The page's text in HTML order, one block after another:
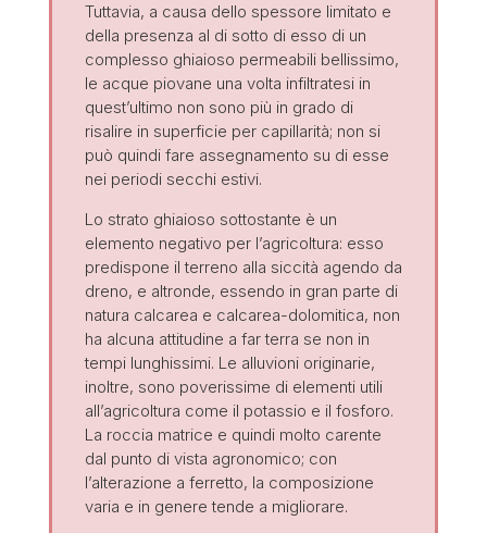
Tuttavia, a causa dello spessore limitato e
della presenza al di sotto di esso di un
complesso ghiaioso permeabili bellissimo,
le acque piovane una volta infiltratesi in
quest’ultimo non sono più in grado di
risalire in superficie per capillarità; non si
può quindi fare assegnamento su di esse
nei periodi secchi estivi.
Lo strato ghiaioso sottostante è un
elemento negativo per l’agricoltura: esso
predispone il terreno alla siccità agendo da
dreno, e altronde, essendo in gran parte di
natura calcarea e calcarea-dolomitica, non
ha alcuna attitudine a far terra se non in
tempi lunghissimi. Le alluvioni originarie,
inoltre, sono poverissime di elementi utili
all’agricoltura come il potassio e il fosforo.
La roccia matrice e quindi molto carente
dal punto di vista agronomico; con
l’alterazione a ferretto, la composizione
varia e in genere tende a migliorare.